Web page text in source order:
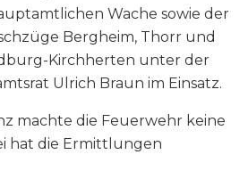
Wache sowie der
Bergheim, Thorr und
Kirchherten unter der
Ulrich Braun im Einsatz.
machte die Feuerwehr keine
hat die Ermittlungen